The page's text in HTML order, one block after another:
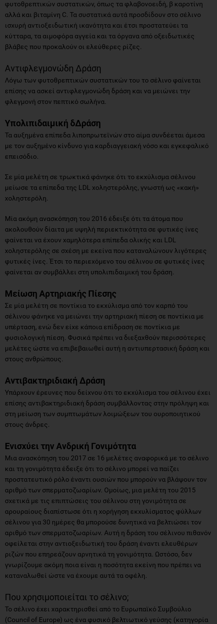
φυτοθρεπτικών συστατικών, όπως τα φλαβονοειδή, β καροτίνη
αλλά και βιταμίνη C. Τα συστατικά αυτά προσδίδουν στο σέλινο
ισχυρή αντιοξειδωτική ικανότητα και έτσι προστατεύει τα
κύτταρα, τα αιμοφόρα αγγεία και τα όργανα από οξειδωτικές
βλάβες που προκαλούν οι ελεύθερες ρίζες.
Αντιφλεγμονώδη Δράση
Λόγω των φυτοθρεπτικών συστατικών του το σέλινο φαίνεται
επίσης να ασκεί αντιφλεγμονώδη δράση και να μειώνει την
φλεγμονή στον πεπτικό σωλήνα.
Υπολιπιδαιμική δΔράση
Τα αυξημένα επίπεδα λιποπρωτεϊνών στο αίμα συνδέεται άμεσα
με τον αυξημένο κίνδυνο για καρδιαγγειακή νόσο και εγκεφαλικό
επεισόδιο.
Σε μία μελέτη σε τρωκτικά φάνηκε ότι το εκχύλισμα σέλινου
μείωσε τα επίπεδα της LDL χοληστερόλης, γνωστή ως «κακή»
χοληστερόλη.
Μία ακόμη ανασκόπηση του 2016 έδειξε ότι τα άτομα που
ακολουθούν δίαιτα με υψηλή περιεκτικότητα σε φυτικές ίνες
φαίνεται να έχουν χαμηλότερα επίπεδα ολικής και LDL
χοληστερόλης σε σχέση με εκείνα που καταναλώνουν λιγότερες
φυτικές ίνες. Έτσι το περιεχόμενο του σέλινου σε φυτικές ίνες
φαίνεται αν συμβάλλει στη υπολιπιδαιμική του δράση.
Μείωση Αρτηριακής Πίεσης
Σε μία μελέτη σε ποντίκια το εκχύλισμα από τον καρπό του
σέλινου φάνηκε να μειώνει την αρτηριακή πίεση σε ποντίκια με
υπέρταση, ενώ δεν είχε κάποια επίδραση σε ποντίκια με
φυσιολογική πίεση. Φυσικά πρέπει να διεξαχθούν περισσότερες
μελέτες ώστε να επιβεβαιωθεί αυτή η αντιυπερτασική δράση και
στους ανθρώπους.
Αντιβακτηριδιακή Δράση
Υπάρχουν έρευνες που δείχνου ότι το εκχύλισμα του σέλινου έχει
επίσης αντιβακτηριδιακή δράση συμβάλλοντας στην πρόληψη και
στη μείωση των συμπτωμάτων λοιμώξεων του ουροποιητικού
στους άνδρες.
Ενισχύει την Ανδρική Γονιμότητα
Μια ανασκόπηση του 2017 σε 16 μελέτες αναφορικά με το σέλινο
και τη γονιμότητα έδειξε ότι το σέλινο μπορεί να παίζει
προστατευτικό ρόλο έναντι ουσιών που μπορούν να βλάψουν τον
αριθμό των σπερματοζωαρίων. Ομοίως, μια μελέτη του 2015
σχετικά με τις επιπτώσεις του σέλινου στη γονιμότητα σε
αρουραίους διαπίστωσε ότι η χορήγηση εκχυλίσματος φύλλων
σέλινου για 30 ημέρες θα μπορούσε δυνητικά να βελτιώσει τον
αριθμό των σπερματοζωαρίων. Αυτή η δράση του σέλινου πιθανόν
οφείλεται στην αντιοξειδωτική του δράση έναντι ελευθέρων
ριζών που επηρεάζουν αρνητικά τη γονιμότητα. Ωστόσο, δεν
γνωρίζουμε ακόμη ποια είναι η ποσότητα εκείνη που πρέπει να
καταναλωθεί ώστε να έχουμε αυτά τα οφέλη.
Που χρησιμοποιείται το σέλινο;
Το σέλινο έχει χαρακτηρισθεί από το Ευρωπαϊκό Συμβούλιο
(Council of Europe) ως ένα φυσικό βελτιωτικό γεύσης (κατηγορία